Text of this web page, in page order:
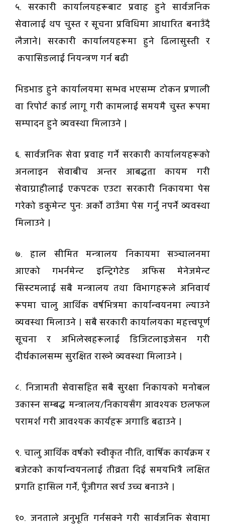
५. सरकारी कार्यालयहरूबाट प्रवाह हुने सार्वजनिक
सेवालाई थप चुस्त र सूचना प्रविधिमा आधारित बनाउँदै
लैजाने। सरकारी कार्यालयहरूमा हुने ढिलासुस्ती र
कपासिङलाई नियन्त्रण गर्न बढी
भिडभाड हुने कार्यालयमा सम्भव भएसम्म टोकन प्रणाली
वा रिपोर्ट कार्ड लागू गरी कामलाई समयमै चुस्त रूपमा
सम्पादन हुने व्यवस्था मिलाउने ।
६. सार्वजनिक सेवा प्रवाह गर्ने सरकारी कार्यालयहरूको
अनलाइन सेवाबीच अन्तर आबद्धता कायम गरी
सेवाग्राहीलाई एकपटक एउटा सरकारी निकायमा पेस
गरेको डकुमेन्ट पुनः अर्को ठाउँमा पेस गर्नु नपर्ने व्यवस्था
मिलाउने ।
७. हाल सीमित मन्त्रालय निकायमा सञ्चालनमा
आएको गभर्नमेन्ट इन्ट्रिगेटेड अफिस मेनेजमेन्ट
सिस्टमलाई सबै मन्त्रालय तथा विभागहरूले अनिवार्य
रूपमा चालु आर्थिक वर्षभित्रमा कार्यान्वयनमा ल्याउने
व्यवस्था मिलाउने । सबै सरकारी कार्यालयका महत्त्वपूर्ण
सूचना र अभिलेखहरूलाई डिजिटलाइजेसन गरी
दीर्घकालसम्म सुरक्षित राख्ने व्यवस्था मिलाउने ।
८. निजामती सेवासहित सबै सुरक्षा निकायको मनोबल
उकास्न सम्बद्ध मन्त्रालय/निकायसँग आवश्यक छलफल
परामर्श गरी आवश्यक कार्यहरू अगाडि बढाउने ।
९. चालु आर्थिक वर्षको स्वीकृत नीति, वार्षिक कार्यक्रम र
बजेटको कार्यान्वयनलाई तीव्रता दिई समयभित्रै लक्षित
प्रगति हासिल गर्ने, पूँजीगत खर्च उच्च बनाउने ।
१०. जनताले अनुभूति गर्नसक्ने गरी सार्वजनिक सेवामा